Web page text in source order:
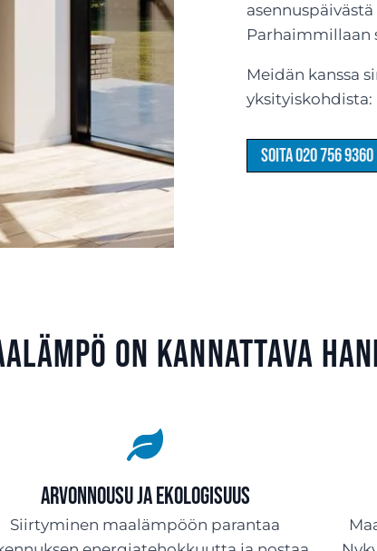
Parhaimmillaan
Meidän kanssa
Soita 020 756 9360
on kannattava
Arvonnousu ja ekologisuus
Siirtyminen maalämpöön parantaa